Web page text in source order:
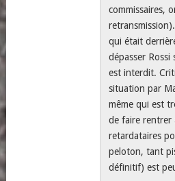
commissaires,
qui était
dépasser Rossi
est interdit.
situation par
même qui est
de faire rentrer
retardataires
peloton, tant
définitif) est